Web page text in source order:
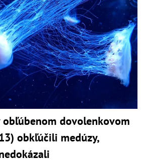
dovolenkovom
obkľúčili medúzy,